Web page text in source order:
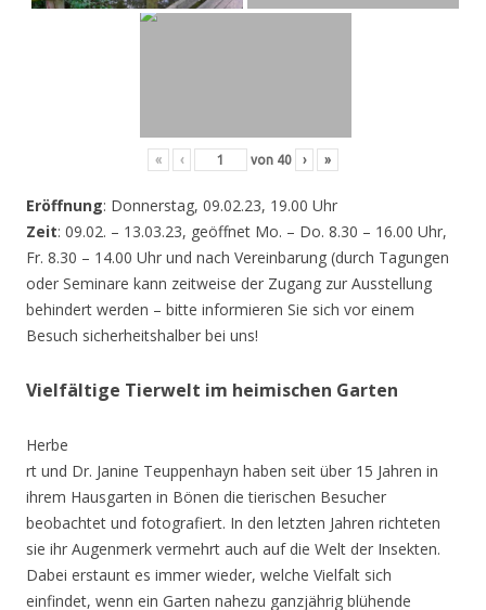
« ‹ von 40 › »
Eröffnung: Donnerstag, 09.02.23, 19.00 Uhr
Zeit: 09.02. – 13.03.23, geöffnet Mo. – Do. 8.30 – 16.00 Uhr,
Fr. 8.30 – 14.00 Uhr und nach Vereinbarung (durch Tagungen
oder Seminare kann zeitweise der Zugang zur Ausstellung
behindert werden – bitte informieren Sie sich vor einem
Besuch sicherheitshalber bei uns!
Vielfältige Tierwelt im heimischen Garten
Herbe
rt und Dr. Janine Teuppenhayn haben seit über 15 Jahren in
ihrem Hausgarten in Bönen die tierischen Besucher
beobachtet und fotografiert. In den letzten Jahren richteten
sie ihr Augenmerk vermehrt auch auf die Welt der Insekten.
Dabei erstaunt es immer wieder, welche Vielfalt sich
einfindet, wenn ein Garten nahezu ganzjährig blühende